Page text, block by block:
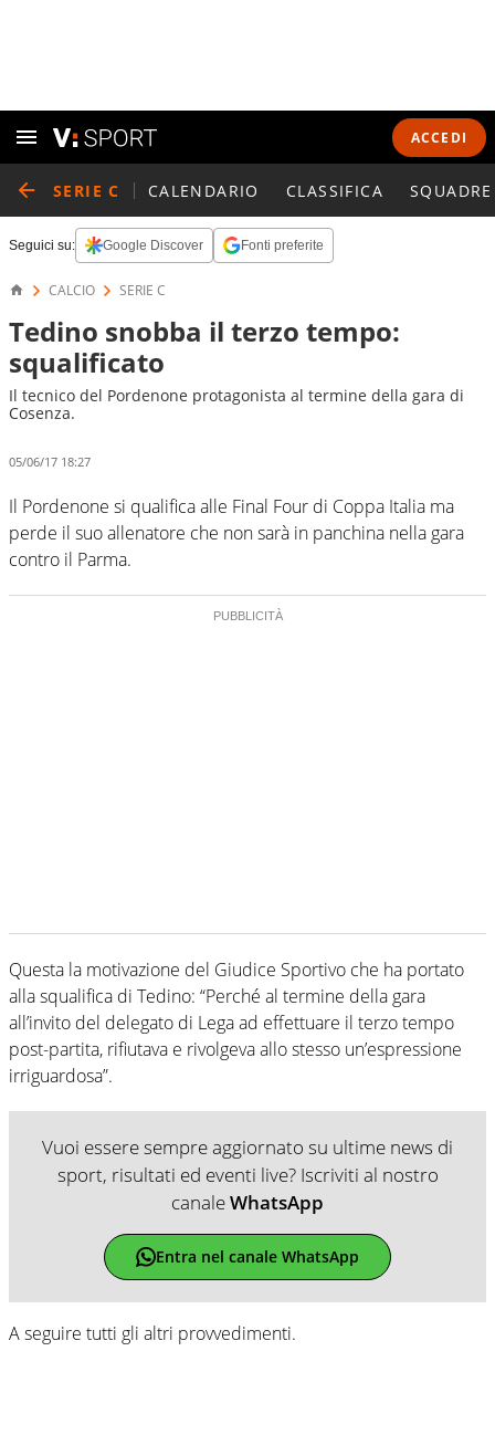
ACCEDI
SERIE C CALENDARIO CLASSIFICA SQUADRE
Seguici su: Google Discover Fonti preferite
CALCIO SERIE C
Tedino snobba il terzo tempo:
squalificato
Il tecnico del Pordenone protagonista al termine della gara di
Cosenza.
05/06/17 18:27
Il Pordenone si qualifica alle Final Four di Coppa Italia ma
perde il suo allenatore che non sarà in panchina nella gara
contro il Parma.
Questa la motivazione del Giudice Sportivo che ha portato
alla squalifica di Tedino: “Perché al termine della gara
all’invito del delegato di Lega ad effettuare il terzo tempo
post-partita, rifiutava e rivolgeva allo stesso un’espressione
irriguardosa”.
Vuoi essere sempre aggiornato su ultime news di
sport, risultati ed eventi live? Iscriviti al nostro
canaleWhatsApp
Entra nel canale WhatsApp
A seguire tutti gli altri provvedimenti.